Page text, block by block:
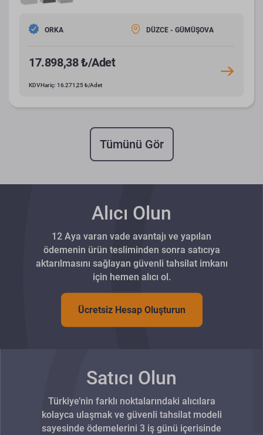
ORKA DÜZCE - GÜMÜŞOVA
17.898,38 ₺/Adet
KDV Hariç: 16.271,25 ₺/Adet
Tümünü Gör
Alıcı Olun
12 Aya varan vade avantajı ve yapılan
ödemenin ürün tesliminden sonra satıcıya
aktarılmasını sağlayan güvenli tahsilat imkanı
için hemen alıcı ol.
Ücretsiz Hesap Oluşturun
Satıcı Olun
Türkiye’nin farklı noktalarındaki alıcılara
kolayca ulaşmak ve güvenli tahsilat modeli
sayesinde ödemelerini 3 iş günü içerisinde